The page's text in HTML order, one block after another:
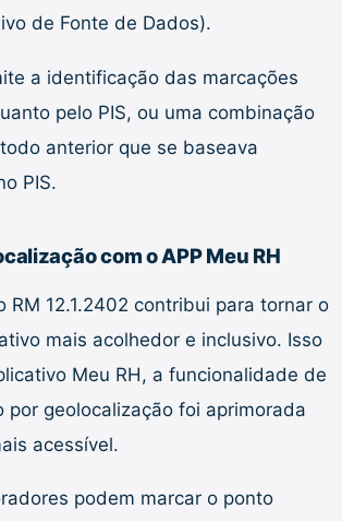
de Fonte de Dados).
a identificação das marcações
pelo PIS, ou uma combinação
anterior que se baseava
PIS.
com o APP Meu RH
RM 12.1.2402 contribui para tornar o
mais acolhedor e inclusivo. Isso
Meu RH, a funcionalidade de
por geolocalização foi aprimorada
acessível.
podem marcar o ponto